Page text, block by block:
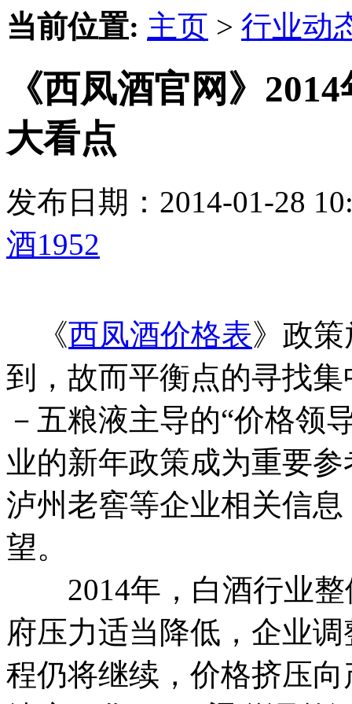
当前位置: 主页 > 行业动
《西凤酒官网》
大看点
发布日期：2014-01-28
酒1952
《西凤酒价格表》政
到，故而平衡点的寻找
－五粮液主导的“价格领
业的新年政策成为重要
泸州老窖等企业相关信
望。
2014年，白酒行业整
府压力适当降低，企业
程仍将继续，价格挤压